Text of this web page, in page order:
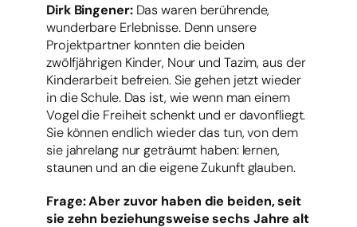
Dirk Bingener: Das waren berührende,
wunderbare Erlebnisse. Denn unsere
Projektpartner konnten die beiden
zwölfjährigen Kinder, Nour und Tazim, aus der
Kinderarbeit befreien. Sie gehen jetzt wieder
in die Schule. Das ist, wie wenn man einem
Vogel die Freiheit schenkt und er davonfliegt.
Sie können endlich wieder das tun, von dem
sie jahrelang nur geträumt haben: lernen,
staunen und an die eigene Zukunft glauben.
Frage: Aber zuvor haben die beiden, seit
sie zehn beziehungsweise sechs Jahre alt